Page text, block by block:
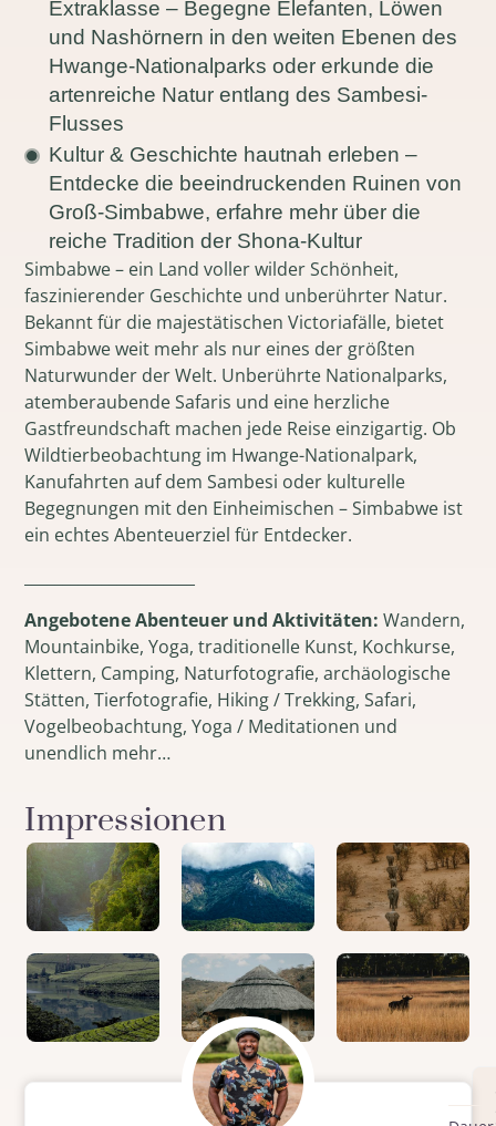
Extraklasse – Begegne Elefanten, Löwen
und Nashörnern in den weiten Ebenen des
Hwange-Nationalparks oder erkunde die
artenreiche Natur entlang des Sambesi-
Flusses
Kultur & Geschichte hautnah erleben –
Entdecke die beeindruckenden Ruinen von
Groß-Simbabwe, erfahre mehr über die
reiche Tradition der Shona-Kultur
Simbabwe – ein Land voller wilder Schönheit,
faszinierender Geschichte und unberührter Natur.
Bekannt für die majestätischen Victoriafälle, bietet
Simbabwe weit mehr als nur eines der größten
Naturwunder der Welt. Unberührte Nationalparks,
atemberaubende Safaris und eine herzliche
Gastfreundschaft machen jede Reise einzigartig. Ob
Wildtierbeobachtung im Hwange-Nationalpark,
Kanufahrten auf dem Sambesi oder kulturelle
Begegnungen mit den Einheimischen – Simbabwe ist
ein echtes Abenteuerziel für Entdecker.
Angebotene Abenteuer und Aktivitäten: Wandern,
Mountainbike, Yoga, traditionelle Kunst, Kochkurse,
Klettern, Camping, Naturfotografie, archäologische
Stätten, Tierfotografie, Hiking / Trekking, Safari,
Vogelbeobachtung, Yoga / Meditationen und
unendlich mehr…
Impressionen